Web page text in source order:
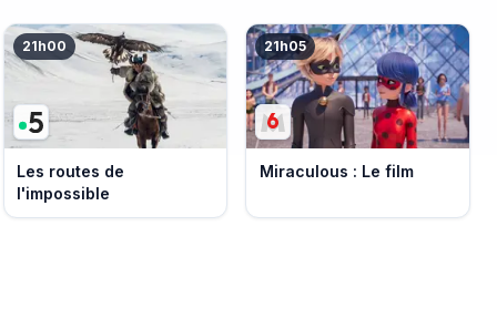
21h00
Les routes de
l'impossible
21h05
Miraculous : Le film